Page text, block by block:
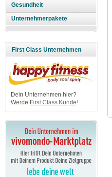
Gesundheit
Unternehmerpakete
First Class Unternehmen
Dein Unternehmen hier?
Werde First Class Kunde!